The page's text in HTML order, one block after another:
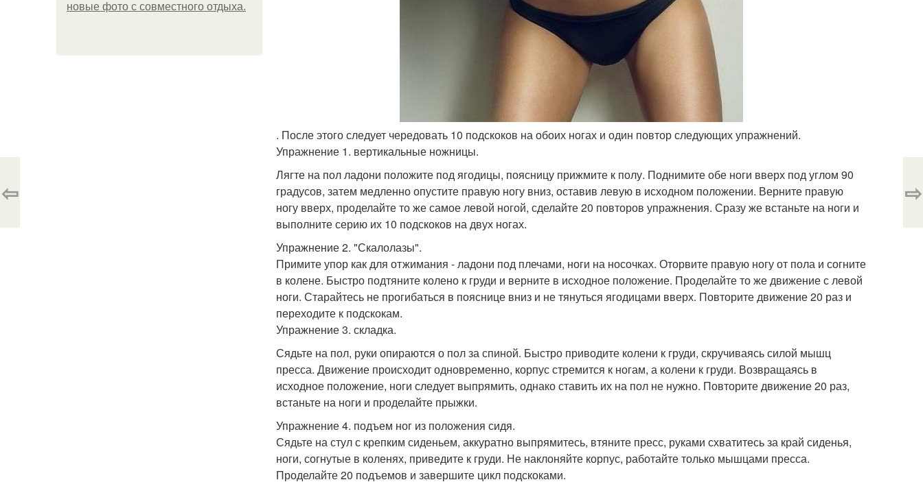
новые фото с совместного отдыха.
. После этого следует чередовать 10 подскоков на обоих ногах и один повтор следующих упражнений.
Упражнение 1. вертикальные ножницы.
Лягте на пол ладони положите под ягодицы, поясницу прижмите к полу. Поднимите обе ноги вверх под углом 90
градусов, затем медленно опустите правую ногу вниз, оставив левую в исходном положении. Верните правую
ногу вверх, проделайте то же самое левой ногой, сделайте 20 повторов упражнения. Сразу же встаньте на ноги и
выполните серию их 10 подскоков на двух ногах.
Упражнение 2. "Скалолазы".
Примите упор как для отжимания - ладони под плечами, ноги на носочках. Оторвите правую ногу от пола и согните
в колене. Быстро подтяните колено к груди и верните в исходное положение. Проделайте то же движение с левой
ноги. Старайтесь не прогибаться в пояснице вниз и не тянуться ягодицами вверх. Повторите движение 20 раз и
переходите к подскокам.
Упражнение 3. складка.
Сядьте на пол, руки опираются о пол за спиной. Быстро приводите колени к груди, скручиваясь силой мышц
пресса. Движение происходит одновременно, корпус стремится к ногам, а колени к груди. Возвращаясь в
исходное положение, ноги следует выпрямить, однако ставить их на пол не нужно. Повторите движение 20 раз,
встаньте на ноги и проделайте прыжки.
Упражнение 4. подъем ног из положения сидя.
Сядьте на стул с крепким сиденьем, аккуратно выпрямитесь, втяните пресс, руками схватитесь за край сиденья,
ноги, согнутые в коленях, приведите к груди. Не наклоняйте корпус, работайте только мышцами пресса.
Проделайте 20 подъемов и завершите цикл подскоками.
⇦ ⇨